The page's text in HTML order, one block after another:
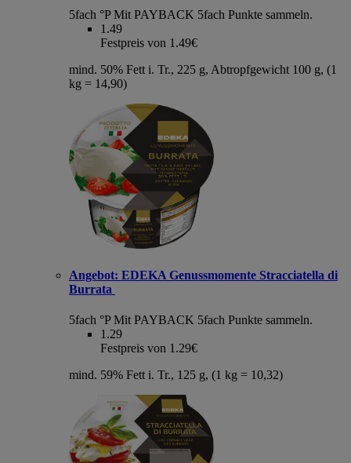
5fach °P Mit PAYBACK 5fach Punkte sammeln.
1.49
Festpreis von 1.49€
mind. 50% Fett i. Tr., 225 g, Abtropfgewicht 100 g, (1
kg = 14,90)
Angebot: EDEKA Genussmomente Stracciatella di
Burrata
5fach °P Mit PAYBACK 5fach Punkte sammeln.
1.29
Festpreis von 1.29€
mind. 59% Fett i. Tr., 125 g, (1 kg = 10,32)